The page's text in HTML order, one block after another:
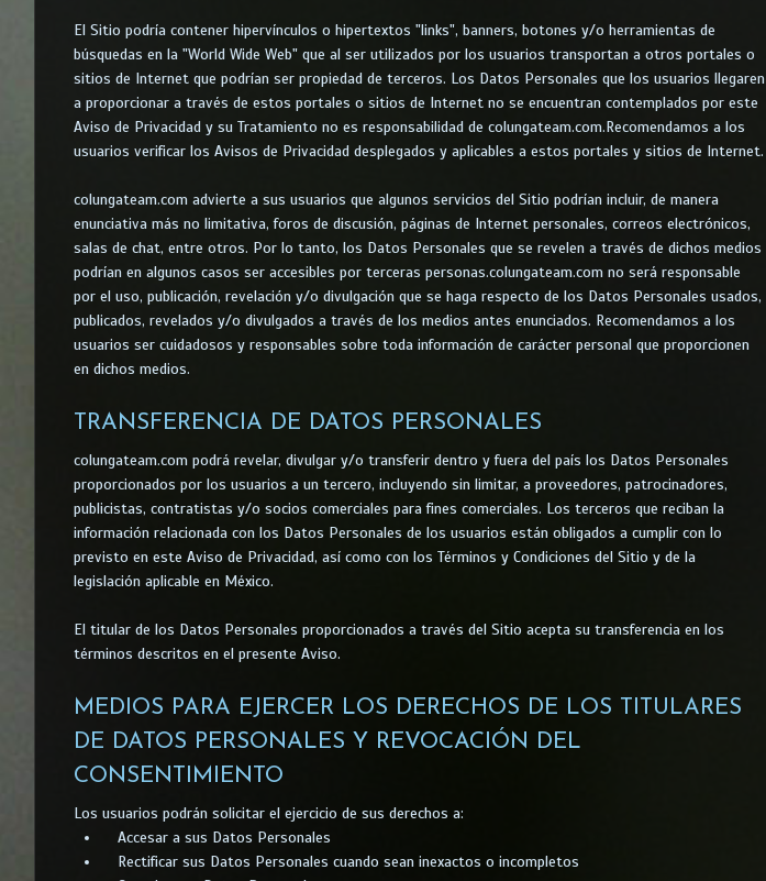
El Sitio podría contener hipervínculos o hipertextos "links", banners, botones y/o herramientas de
búsquedas en la "World Wide Web" que al ser utilizados por los usuarios transportan a otros portales o
sitios de Internet que podrían ser propiedad de terceros. Los Datos Personales que los usuarios llegaren
a proporcionar a través de estos portales o sitios de Internet no se encuentran contemplados por este
Aviso de Privacidad y su Tratamiento no es responsabilidad de colungateam.com.Recomendamos a los
usuarios verificar los Avisos de Privacidad desplegados y aplicables a estos portales y sitios de Internet.
colungateam.com advierte a sus usuarios que algunos servicios del Sitio podrían incluir, de manera
enunciativa más no limitativa, foros de discusión, páginas de Internet personales, correos electrónicos,
salas de chat, entre otros. Por lo tanto, los Datos Personales que se revelen a través de dichos medios
podrían en algunos casos ser accesibles por terceras personas.colungateam.com no será responsable
por el uso, publicación, revelación y/o divulgación que se haga respecto de los Datos Personales usados,
publicados, revelados y/o divulgados a través de los medios antes enunciados. Recomendamos a los
usuarios ser cuidadosos y responsables sobre toda información de carácter personal que proporcionen
en dichos medios.
TRANSFERENCIA DE DATOS PERSONALES
colungateam.com podrá revelar, divulgar y/o transferir dentro y fuera del país los Datos Personales
proporcionados por los usuarios a un tercero, incluyendo sin limitar, a proveedores, patrocinadores,
publicistas, contratistas y/o socios comerciales para fines comerciales. Los terceros que reciban la
información relacionada con los Datos Personales de los usuarios están obligados a cumplir con lo
previsto en este Aviso de Privacidad, así como con los Términos y Condiciones del Sitio y de la
legislación aplicable en México.
El titular de los Datos Personales proporcionados a través del Sitio acepta su transferencia en los
términos descritos en el presente Aviso.
MEDIOS PARA EJERCER LOS DERECHOS DE LOS TITULARES
DE DATOS PERSONALES Y REVOCACIÓN DEL
CONSENTIMIENTO
Los usuarios podrán solicitar el ejercicio de sus derechos a:
Accesar a sus Datos Personales
Rectificar sus Datos Personales cuando sean inexactos o incompletos